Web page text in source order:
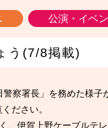
公演・イベ
う(7/8掲載)
察署長」を務めた様子
ださい。
伊賀上野ケーブルテレ